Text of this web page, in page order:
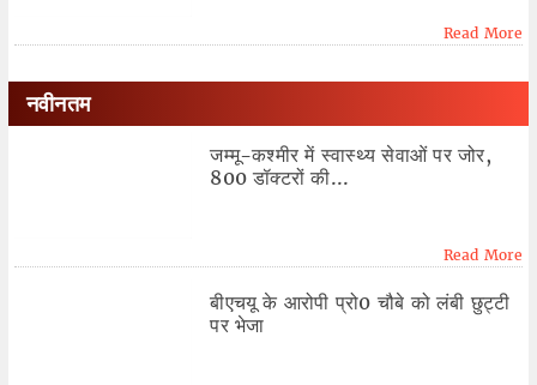
Read More
नवीनतम
जम्मू-कश्मीर में स्वास्थ्य सेवाओं पर जोर,
800 डॉक्टरों की...
Read More
बीएचयू के आरोपी प्रो0 चौबे को लंबी छुट्टी
पर भेजा